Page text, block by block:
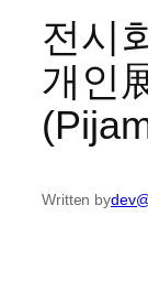
전시
개인
Written by